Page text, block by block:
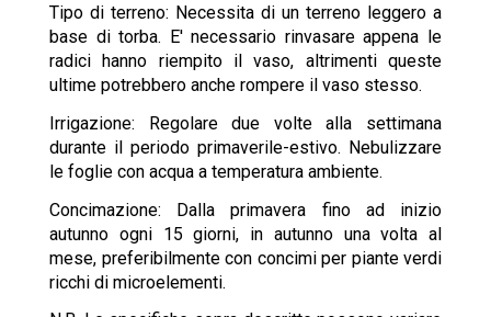
Tipo di terreno: Necessita di un terreno leggero a
base di torba. E' necessario rinvasare appena le
radici hanno riempito il vaso, altrimenti queste
ultime potrebbero anche rompere il vaso stesso.
Irrigazione: Regolare due volte alla settimana
durante il periodo primaverile-estivo. Nebulizzare
le foglie con acqua a temperatura ambiente.
Concimazione: Dalla primavera fino ad inizio
autunno ogni 15 giorni, in autunno una volta al
mese, preferibilmente con concimi per piante verdi
ricchi di microelementi.